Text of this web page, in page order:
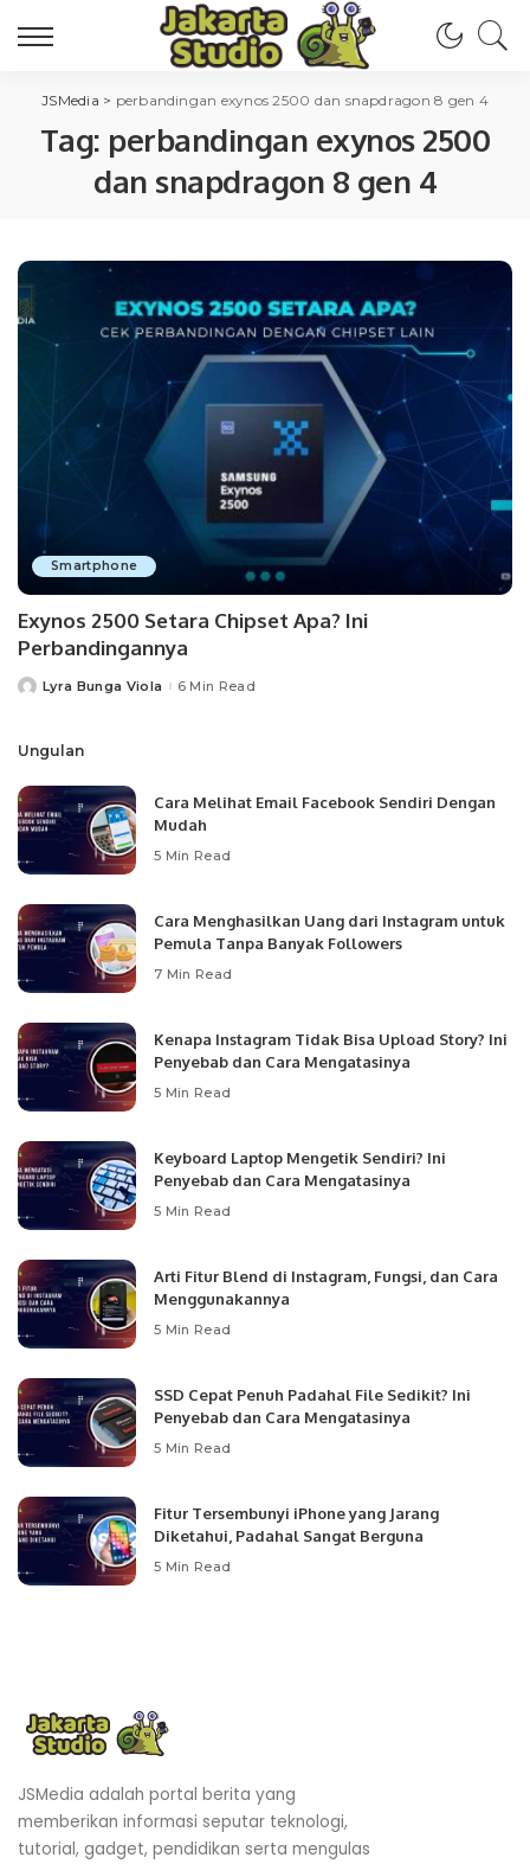
JSMedia > perbandingan exynos 2500 dan snapdragon 8 gen 4
Tag: perbandingan exynos 2500
dan snapdragon 8 gen 4
Smartphone
Exynos 2500 Setara Chipset Apa? Ini
Perbandingannya
PostedLyra Bunga Viola 6 Min Read
Ungulan
Cara Melihat Email Facebook Sendiri Dengan
Mudah
5 Min Read
Cara Menghasilkan Uang dari Instagram untuk
Pemula Tanpa Banyak Followers
7 Min Read
Kenapa Instagram Tidak Bisa Upload Story? Ini
Penyebab dan Cara Mengatasinya
5 Min Read
Keyboard Laptop Mengetik Sendiri? Ini
Penyebab dan Cara Mengatasinya
5 Min Read
Arti Fitur Blend di Instagram, Fungsi, dan Cara
Menggunakannya
5 Min Read
SSD Cepat Penuh Padahal File Sedikit? Ini
Penyebab dan Cara Mengatasinya
5 Min Read
Fitur Tersembunyi iPhone yang Jarang
Diketahui, Padahal Sangat Berguna
5 Min Read
JSMedia adalah portal berita yang
memberikan informasi seputar teknologi,
tutorial, gadget, pendidikan serta mengulas